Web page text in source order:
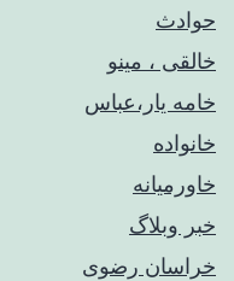
حوادث
خالقی ، مینو
خامه یار،عباس
خانواده
خاورمیانه
خبر وبلاگ
خراسان رضوی